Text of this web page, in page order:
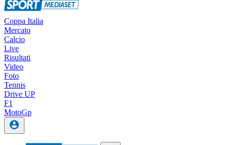
Coppa Italia
Mercato
Calcio
Live
Risultati
Video
Foto
Tennis
Drive UP
F1
MotoGp